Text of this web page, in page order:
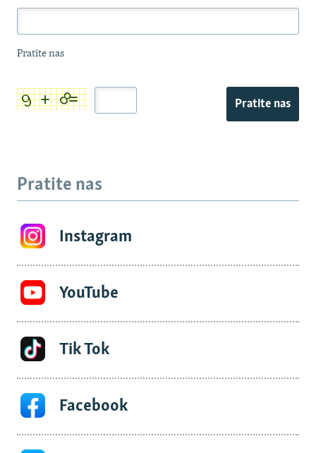
Pratite nas
Pratite nas
Pratite nas
Instagram
YouTube
Tik Tok
Facebook